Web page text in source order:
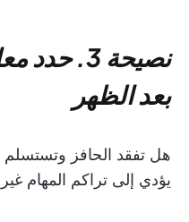
نصيحة 3.
بعد الظهر
هل تفقد الحافز وتستسلم
يؤدي إلى تراكم المهام